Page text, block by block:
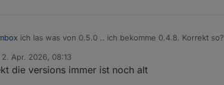
ich las was von 0.5.0 .. ich bekomme 0.4.8. Korrekt so?
2. Apr. 2026, 08:13
von
die versions immer ist noch alt